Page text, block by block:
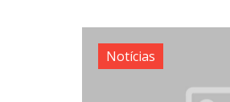
Notícias